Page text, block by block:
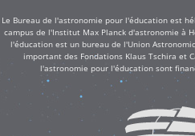
Le Bureau de l'astronomie pour l'éducation est
campus de l'Institut Max Planck d'astronomie à
l'éducation est un bureau de l'Union
important des Fondations Klaus Tschira et
l'astronomie pour l'éducation sont